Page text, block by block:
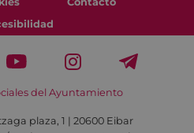
del Ayuntamiento
plaza, 1 | 20600 Eibar